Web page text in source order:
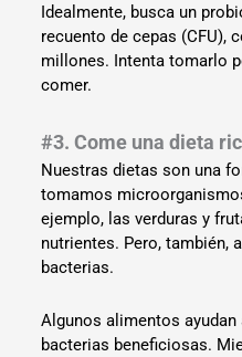
Idealmente, busca un
recuento de cepas (CFU),
millones. Intenta tomarlo
comer.
#3. Come una dieta
Nuestras dietas son una
tomamos
ejemplo, las verduras y
nutrientes. Pero, también,
bacterias.
Algunos alimentos ayudan
bacterias beneficiosas.